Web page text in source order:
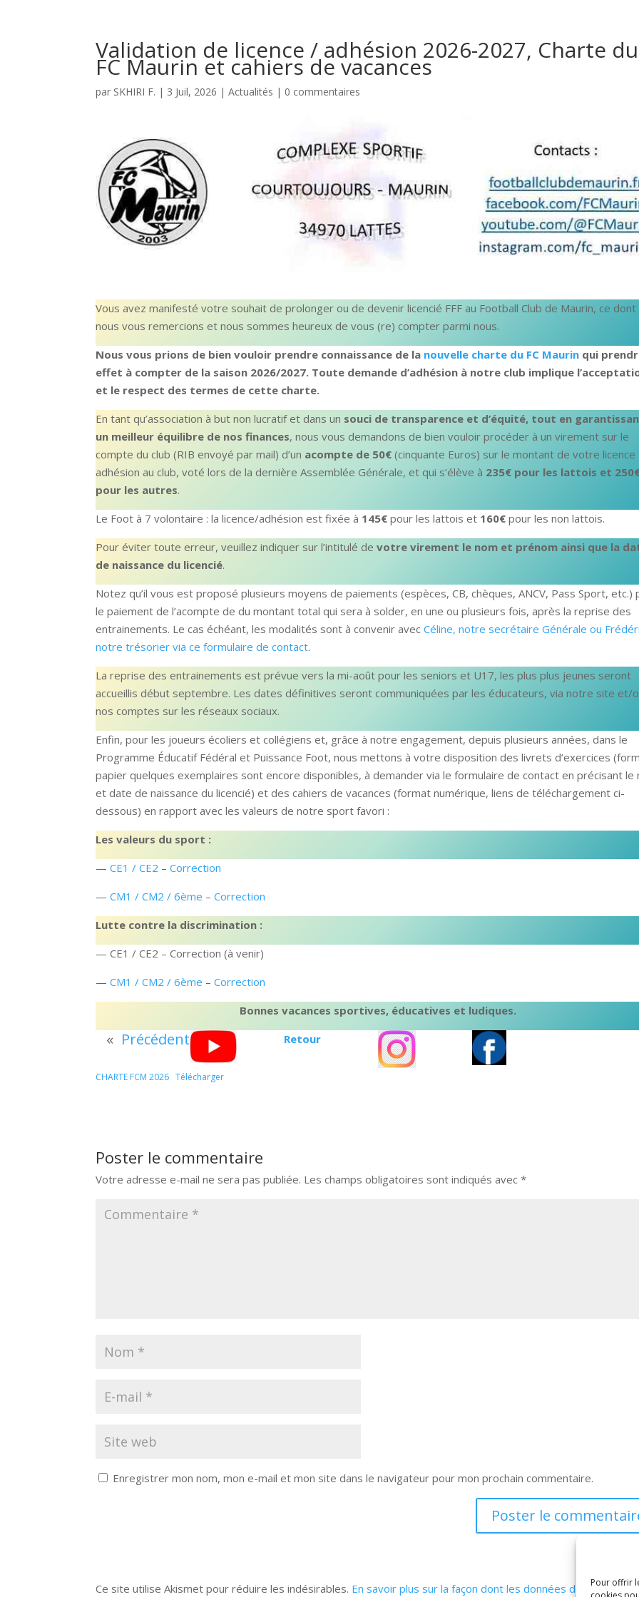
Pour offrir
Validation de licence / adhésion 2026-2027, Charte du
FC Maurin et cahiers de vacances
par SKHIRI F. | 3 Juil, 2026 |Actualités | 0 commentaires
Vous avez manifesté votre souhait de prolonger ou de devenir licencié FFF au Football Club de Maurin, ce dont
nous vous remercions et nous sommes heureux de vous (re) compter parmi nous.
Nous vous prions de bien vouloir prendre connaissance de la nouvelle charte du FC Maurin qui
effet à compter de la saison 2026/2027. Toute demande d’adhésion à notre club implique
et le respect des termes de cette charte.
En tant qu’association à but non lucratif et dans un souci de transparence et d’équité, tout en
un meilleur équilibre de nos finances, nous vous demandons de bien vouloir procéder à un virement sur le
compte du club (RIB envoyé par mail) d’un acompte de 50€ (cinquante Euros) sur le montant de votre
adhésion au club, voté lors de la dernière Assemblée Générale, et qui s’élève à 235€ pour les lattois et
pour les autres.
Le Foot à 7 volontaire : la licence/adhésion est fixée à 145€ pour les lattois et 160€pour les non lattois.
Pour éviter toute erreur, veuillez indiquer sur l’intitulé devotre virement le nom et prénom ainsi que la
de naissance du licencié.
Notez qu’il vous est proposé plusieurs moyens de paiements (espèces, CB, chèques, ANCV, Pass Sport, etc.)
le paiement de l’acompte de du montant total qui sera à solder, en une ou plusieurs fois, après la reprise des
entrainements. Le cas échéant, les modalités sont à convenir avecCéline, notre secrétaire Générale ou
notre trésorier via ce formulaire de contact.
La reprise des entrainements est prévue vers la mi-août pour les seniors et U17, les plus plus jeunes seront
accueillis début septembre. Les dates définitives seront communiquées par les éducateurs, via notre site et/
nos comptes sur les réseaux sociaux.
Enfin, pour les joueurs écoliers et collégiens et, grâce à notre engagement, depuis plusieurs années, dans le
Programme Éducatif Fédéral et Puissance Foot, nous mettons à votre disposition des livrets d’exercices
papier quelques exemplaires sont encore disponibles, à demander via le formulaire de contact en précisant le
et date de naissance du licencié) et des cahiers de vacances (format numérique, liens de téléchargement ci-
dessous) en rapport avec les valeurs de notre sport favori :
Les valeurs du sport :
—CE1 / CE2 –Correction
—CM1 / CM2 / 6ème –Correction
Lutte contre la discrimination :
— CE1 / CE2 – Correction (à venir)
—CM1 / CM2 / 6ème –Correction
Bonnes vacances sportives, éducatives et ludiques.
« Précédent Retour
CHARTE FCM 2026 Télécharger
Poster le commentaire
Votre adresse e-mail ne sera pas publiée. Les champs obligatoires sont indiqués avec*
Enregistrer mon nom, mon e-mail et mon site dans le navigateur pour mon prochain commentaire.
Ce site utilise Akismet pour réduire les indésirables. En savoir plus sur la façon dont les données de vos